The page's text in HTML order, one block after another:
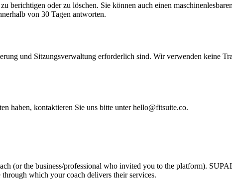
berichtigen oder zu löschen. Sie können auch einen
von 30 Tagen antworten.
und Sitzungsverwaltung erforderlich sind. Wir verwenden keine
haben, kontaktieren Sie uns bitte unterhello@fitsuite.co.
(or the business/professional who invited you to the platform).
which your coach delivers their services.